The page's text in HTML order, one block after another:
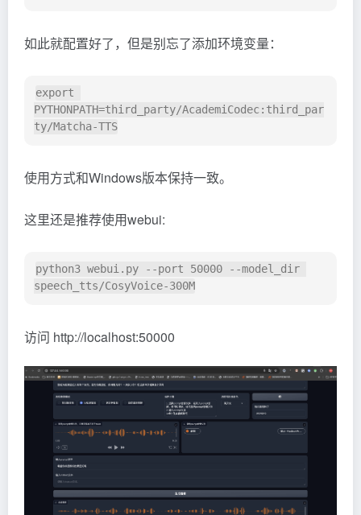
如此就配置好了，但是别忘了添加环境变量：
export
PYTHONPATH=third_party/AcademiCodec:third_par
使用方式和Windows版本保持一致。
这里还是推荐使用webui:
python3 webui.py --port 50000 --model_dir
访问 http://localhost:50000